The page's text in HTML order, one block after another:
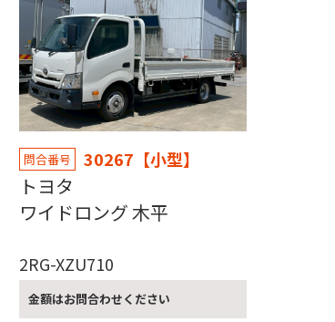
問合番号 30267【小型】
トヨタ
ワイドロング 木平
2RG-XZU710
金額はお問合わせください